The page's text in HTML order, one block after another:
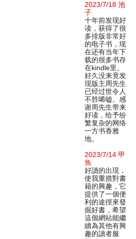
2023/7/18 池
子
十年前发现好
读，获得了很
多排版非常好
的电子书，现
在还有当年下
载的很多书存
在kindle里。
好久没来竟发
现版主周先生
已经过世令人
不胜唏嘘。感
谢周先生带来
好读，给予纷
繁复杂的网络
一方书香雅
地。
2023/7/14 甲
魚
好讀的出現，
使我重措對書
籍的興趣，它
提供了一個便
利的途徑來發
掘好書，希望
這個網站能繼
續為其他有興
趣的讀者服